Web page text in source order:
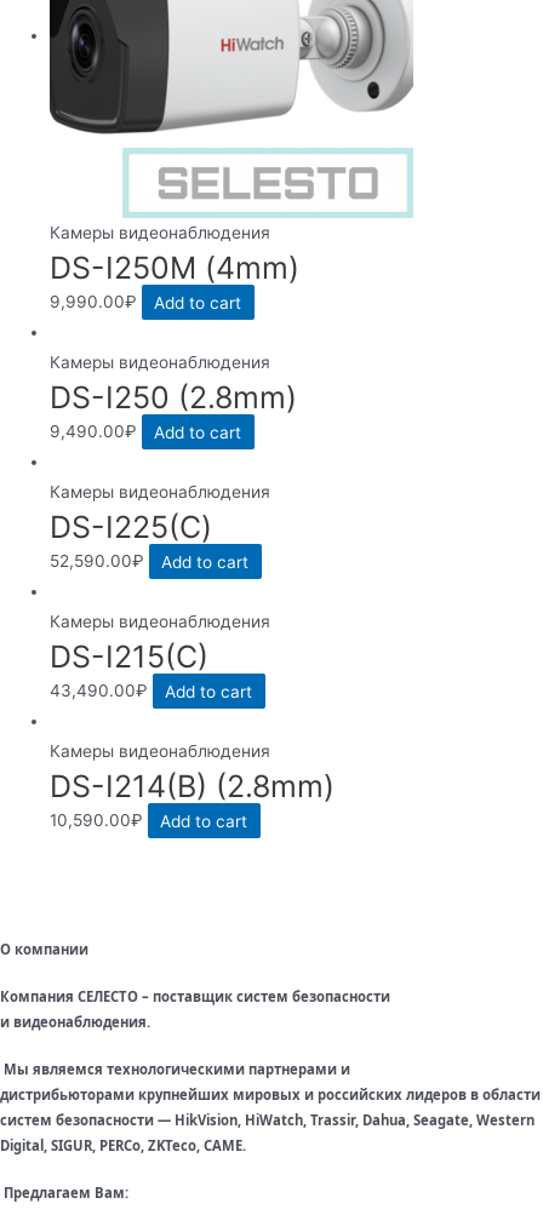
Камеры видеонаблюдения
DS-I250M (4mm)
9,990.00₽ Add to cart
Камеры видеонаблюдения
DS-I250 (2.8mm)
9,490.00₽ Add to cart
Камеры видеонаблюдения
DS-I225(С)
52,590.00₽ Add to cart
Камеры видеонаблюдения
DS-I215(C)
43,490.00₽ Add to cart
Камеры видеонаблюдения
DS-I214(B) (2.8mm)
10,590.00₽ Add to cart
О компании
Компания СЕЛЕСТО – поставщик систем безопасности
и видеонаблюдения.
Мы являемся технологическими партнерами и
дистрибьюторами крупнейших мировых и российских лидеров в области
систем безопасности — HikVision, HiWatch, Trassir, Dahua, Seagate, Western
Digital, SIGUR, PERCo, ZKTeco, CAME.
Предлагаем Вам: